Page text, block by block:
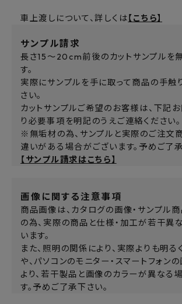
車上渡しについて、詳しくは 【こちら】
サンプル請求
長さ15～20cm前後のカットサンプルを
す。
実際にサンプルを手に取って商品の手触
さい。
カットサンプルご希望のお客様は、下記
り必要事項を明記のうえご連絡ください。
※無垢材の為、サンプルと実際のご注文
違いがある場合がございます。予めご了承
【サンプル請求はこちら】
画像に関する注意事項
商品画像は、カタログの画像・サンプル
の為、実際の商品と仕様・加工が若干異
います。
また、照明の関係により、実際よりも明る
や、パソコンのモニター・スマートフォン
より、若干製品と画像のカラーが異なる
す。予めご了承下さい。